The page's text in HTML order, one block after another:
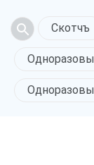
Скотчъ